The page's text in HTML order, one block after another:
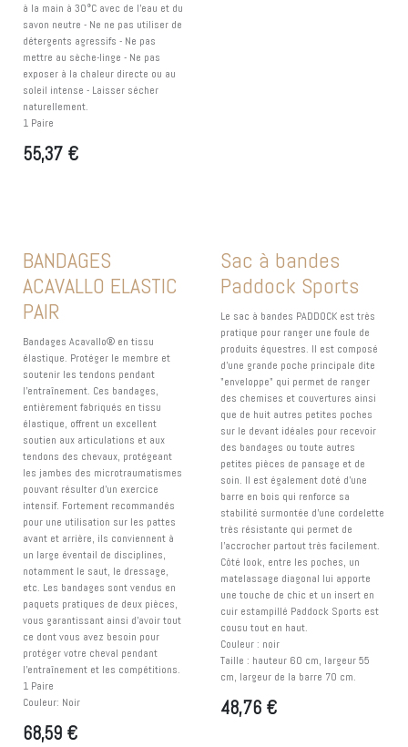
à la main à 30°C avec de l'eau et du
savon neutre - Ne ne pas utiliser de
détergents agressifs - Ne pas
mettre au sèche-linge - Ne pas
exposer à la chaleur directe ou au
soleil intense - Laisser sécher
naturellement.
1 Paire
55,37 €
BANDAGES
ACAVALLO ELASTIC
PAIR
Bandages Acavallo® en tissu
élastique. Protéger le membre et
soutenir les tendons pendant
l'entraînement. Ces bandages,
entièrement fabriqués en tissu
élastique, offrent un excellent
soutien aux articulations et aux
tendons des chevaux, protégeant
les jambes des microtraumatismes
pouvant résulter d'un exercice
intensif. Fortement recommandés
pour une utilisation sur les pattes
avant et arrière, ils conviennent à
un large éventail de disciplines,
notamment le saut, le dressage,
etc. Les bandages sont vendus en
paquets pratiques de deux pièces,
vous garantissant ainsi d'avoir tout
ce dont vous avez besoin pour
protéger votre cheval pendant
l'entraînement et les compétitions.
1 Paire
Couleur: Noir
68,59 €
Sac à bandes
Paddock Sports
Le sac à bandes PADDOCK est très
pratique pour ranger une foule de
produits équestres. Il est composé
d'une grande poche principale dite
"enveloppe" qui permet de ranger
des chemises et couvertures ainsi
que de huit autres petites poches
sur le devant idéales pour recevoir
des bandages ou toute autres
petites pièces de pansage et de
soin. Il est également doté d'une
barre en bois qui renforce sa
stabilité surmontée d'une cordelette
très résistante qui permet de
l'accrocher partout très facilement.
Côté look, entre les poches, un
matelassage diagonal lui apporte
une touche de chic et un insert en
cuir estampillé Paddock Sports est
cousu tout en haut.
Couleur : noir
Taille : hauteur 60 cm, largeur 55
cm, largeur de la barre 70 cm.
48,76€